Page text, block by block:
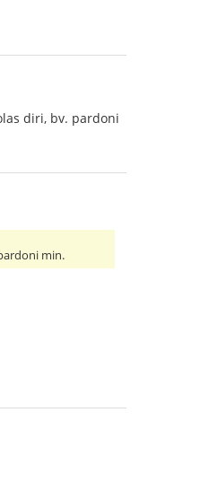
diri, bv. pardoni
min.